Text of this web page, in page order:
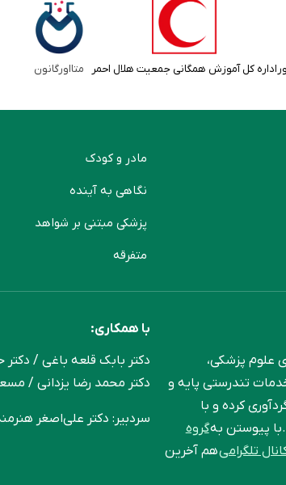
اداره کل آموزش همگانی جمعیت هلال احمر متااورگانون
مادر و کودک
نگاهی به آینده
پزشکی مبتنی بر شواهد
متفرقه
علوم پزشکی،
تندرستی پایه و
کرده و با
پیوستن بهگروه
تلگرامیهم آخرین
با همکاری:
دکتر بابک قلعه‌ باغی / دکتر
دکتر محمد رضا یزدانی /
سردبیر: دکتر علی‌اصغر